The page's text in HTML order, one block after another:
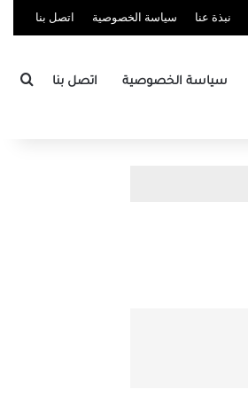
نبذة عنا سياسة الخصوصية اتصل بنا
سياسة الخصوصية اتصل بنا